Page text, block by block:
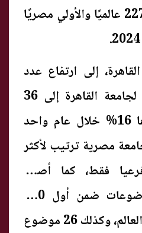
والإدارية في المرتبة 227 عالميًا والأولي مصريًا
إلى ارتفاع عدد
الموضوعات المصنفة لجامعة القاهرة إلى 36
موضوعا بزيادة قدرها 16% خلال عام واحد
مصرية ترتيب لأكثر
فرعيا فقط، كما أصبح
لجامعةالقاهرة 7 موضوعات ضمن أول 100
موضوع على مستوى العالم، وكذلك 26 موضوع